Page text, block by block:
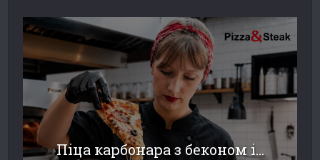
Піца карбонара з беконом і...